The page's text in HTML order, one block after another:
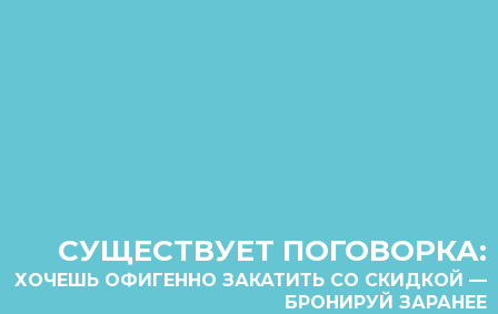
СУЩЕСТВУЕТ ПОГОВОРКА:
ХОЧЕШЬ ОФИГЕННО ЗАКАТИТЬ СО СКИДКОЙ —
БРОНИРУЙ ЗАРАНЕЕ